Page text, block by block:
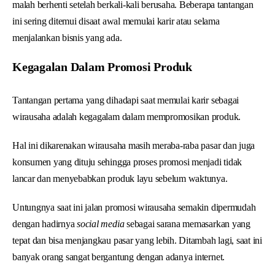
malah berhenti setelah berkali-kali berusaha. Beberapa tantangan
ini sering ditemui disaat awal memulai karir atau selama
menjalankan bisnis yang ada.
Kegagalan Dalam Promosi Produk
Tantangan pertama yang dihadapi saat memulai karir sebagai
wirausaha adalah kegagalam dalam mempromosikan produk.
Hal ini dikarenakan wirausaha masih meraba-raba pasar dan juga
konsumen yang dituju sehingga proses promosi menjadi tidak
lancar dan menyebabkan produk layu sebelum waktunya.
Untungnya saat ini jalan promosi wirausaha semakin dipermudah
dengan hadirnyasocial mediasebagai sarana memasarkan yang
tepat dan bisa menjangkau pasar yang lebih. Ditambah lagi, saat ini
banyak orang sangat bergantung dengan adanya internet.